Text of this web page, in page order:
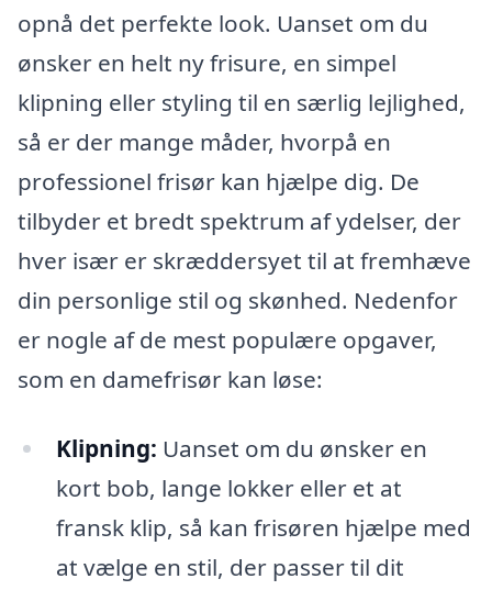
opnå det perfekte look. Uanset om du
ønsker en helt ny frisure, en simpel
klipning eller styling til en særlig lejlighed,
så er der mange måder, hvorpå en
professionel frisør kan hjælpe dig. De
tilbyder et bredt spektrum af ydelser, der
hver især er skræddersyet til at fremhæve
din personlige stil og skønhed. Nedenfor
er nogle af de mest populære opgaver,
som en damefrisør kan løse:
Klipning: Uanset om du ønsker en
kort bob, lange lokker eller et at
fransk klip, så kan frisøren hjælpe med
at vælge en stil, der passer til dit